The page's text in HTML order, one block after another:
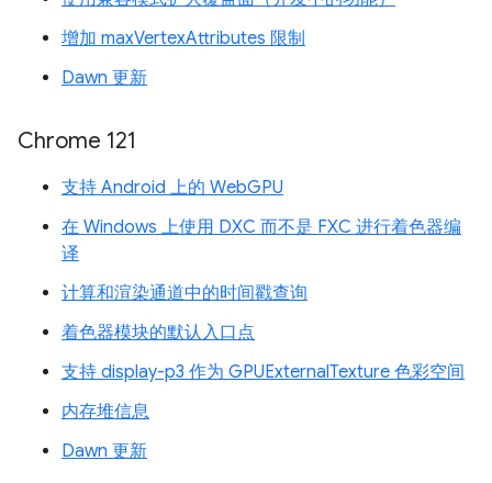
增加 maxVertexAttributes 限制
Dawn 更新
Chrome 121
支持 Android 上的 WebGPU
在 Windows 上使用 DXC 而不是 FXC 进行着色器编
译
计算和渲染通道中的时间戳查询
着色器模块的默认入口点
支持 display-p3 作为 GPUExternalTexture 色彩空间
内存堆信息
Dawn 更新